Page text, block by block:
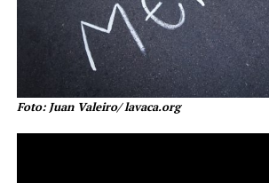
Foto: Juan Valeiro/ lavaca.org